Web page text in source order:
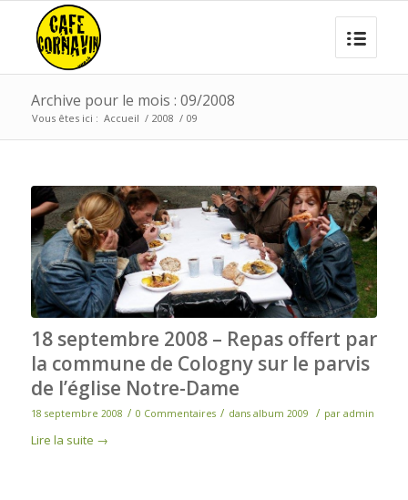
Archive pour le mois : 09/2008
Vous êtes ici : Accueil / 2008 / 09
18 septembre 2008 – Repas offert par
la commune de Cologny sur le parvis
de l’église Notre-Dame
18 septembre 2008 / 0 Commentaires / dans album 2009 / par admin
Lire la suite →